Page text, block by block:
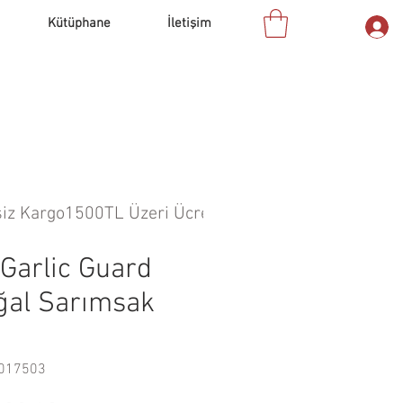
Kütüphane İletişim
Guard
Sarımsak